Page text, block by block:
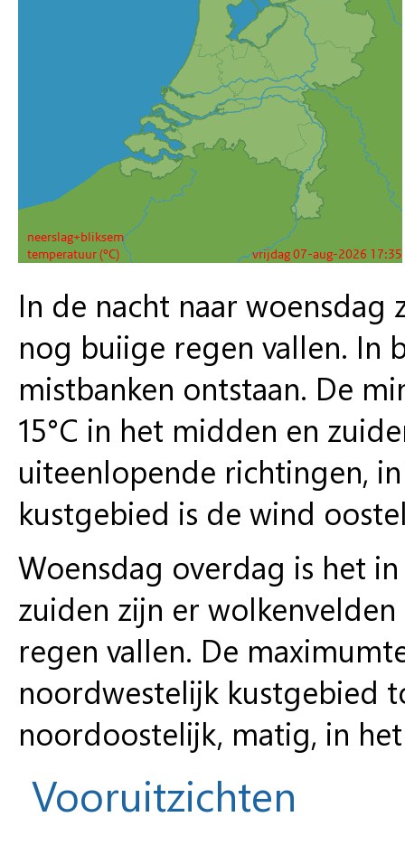
In de nacht naar
nog buiige regen vallen. In
mistbanken ontstaan. De
15°C in het midden en
uiteenlopende richtingen,
kustgebied is de wind
Woensdag overdag is het
zuiden zijn er
regen vallen. De
noordwestelijk kustgebied
noordoostelijk, matig, in
Vooruitzichten